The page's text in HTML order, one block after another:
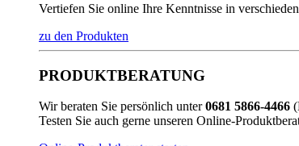
Vertiefen Sie online Ihre Kenntnisse in
zu den Produkten
PRODUKTBERATUNG
Wir beraten Sie persönlich unter0681 5866-4466
Testen Sie auch gerne unseren Online-